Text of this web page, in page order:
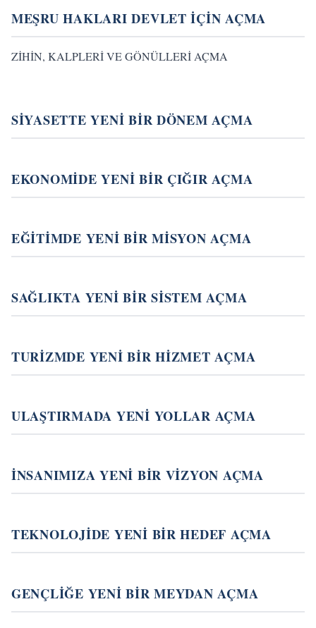
MEŞRU HAKLARI DEVLET İÇİN AÇMA
ZİHİN, KALPLERİ VE GÖNÜLLERİ AÇMA
SİYASETTE YENİ BİR DÖNEM AÇMA
EKONOMİDE YENİ BİR ÇIĞIR AÇMA
EĞİTİMDE YENİ BİR MİSYON AÇMA
SAĞLIKTA YENİ BİR SİSTEM AÇMA
TURİZMDE YENİ BİR HİZMET AÇMA
ULAŞTIRMADA YENİ YOLLAR AÇMA
İNSANIMIZA YENİ BİR VİZYON AÇMA
TEKNOLOJİDE YENİ BİR HEDEF AÇMA
GENÇLİĞE YENİ BİR MEYDAN AÇMA